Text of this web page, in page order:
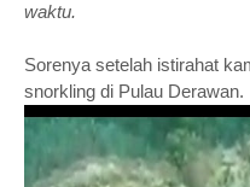
waktu.
Sorenya setelah istirahat
snorkling di Pulau Derawan.